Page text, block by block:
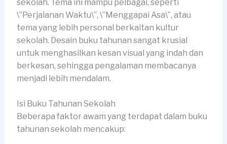
sekolah. Tema ini mampu pelbagai, seperti
\”Perjalanan Waktu\”, \”Menggapai Asa\”, atau
tema yang lebih personal berkaitan kultur
sekolah. Desain buku tahunan sangat krusial
untuk menghasilkan kesan visual yang indah dan
berkesan, sehingga pengalaman membacanya
menjadi lebih mendalam.
Isi Buku Tahunan Sekolah
Beberapa faktor awam yang terdapat dalam buku
tahunan sekolah mencakup: